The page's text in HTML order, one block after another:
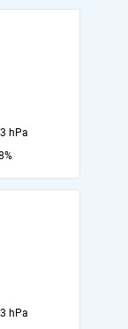
hPa
hPa